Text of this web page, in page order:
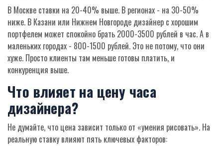
В Москве ставки на 20-40% выше. В регионах - на 30-50%
ниже. В Казани или Нижнем Новгороде дизайнер с хорошим
портфелем может спокойно брать 2000-3500 рублей в час. А в
маленьких городах - 800-1500 рублей. Это не потому, что они
хуже. Просто клиенты там меньше готовы платить, и
конкуренция выше.
Что влияет на цену часа
дизайнера?
Не думайте, что цена зависит только от «умения рисовать». На
реальную ставку влияют пять ключевых факторов: